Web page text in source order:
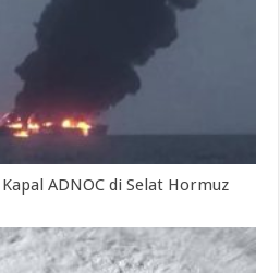
ADNOC di Selat Hormuz